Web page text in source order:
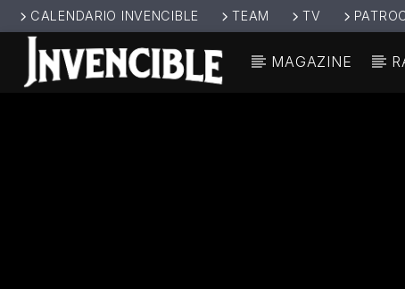
CALENDARIO INVENCIBLE TEAM TV
MAGAZINE